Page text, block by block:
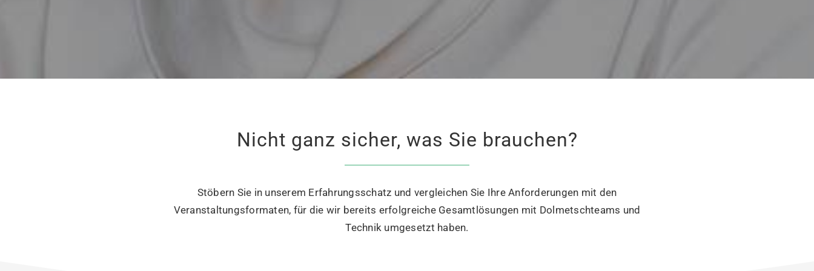
Nicht ganz sicher, was Sie brauchen?
Stöbern Sie in unserem Erfahrungsschatz und vergleichen Sie Ihre Anforderungen mit den
Veranstaltungsformaten, für die wir bereits erfolgreiche Gesamtlösungen mit Dolmetschteams und
Technik umgesetzt haben.